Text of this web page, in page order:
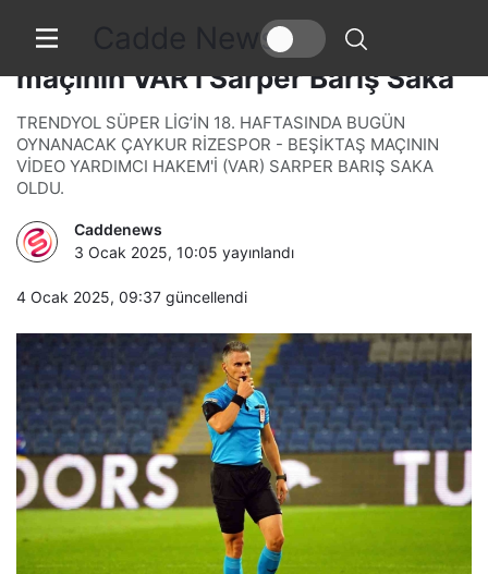
Cadde News
Çaykur Rizespor – Beşiktaş
maçının VAR’ı Sarper Barış Saka
TRENDYOL SÜPER LİG’İN 18. HAFTASINDA BUGÜN
OYNANACAK ÇAYKUR RİZESPOR - BEŞİKTAŞ MAÇININ
VİDEO YARDIMCI HAKEM'İ (VAR) SARPER BARIŞ SAKA
OLDU.
Caddenews
3 Ocak 2025, 10:05 yayınlandı
4 Ocak 2025, 09:37 güncellendi